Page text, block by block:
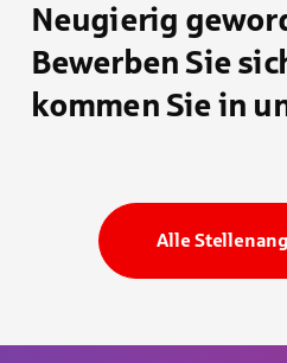
Neugierig
Bewerben Sie
kommen Sie in
Alle